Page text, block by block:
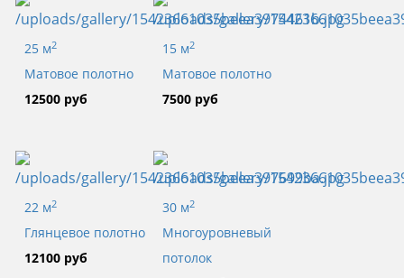
25 м2
Матовое полотно
12500 руб
15 м2
Матовое полотно
7500 руб
22 м2
Глянцевое полотно
12100 руб
30 м2
Многоуровневый
потолок